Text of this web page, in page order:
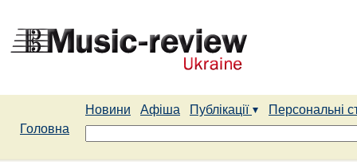
Новини Афіша Публікації
Персональні
Головна